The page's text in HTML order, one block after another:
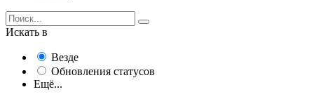
Искать в
Везде
Обновления статусов
Ещё...